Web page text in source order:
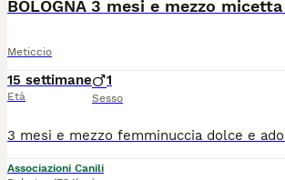
Meticcio
15 settimane
Età
1
Sesso
Associazioni Canili